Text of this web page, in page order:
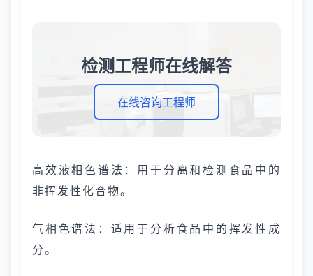
检测工程师在线解答
在线咨询工程师
高效液相色谱法：用于分离和检测食品中的
非挥发性化合物。
气相色谱法：适用于分析食品中的挥发性成
分。